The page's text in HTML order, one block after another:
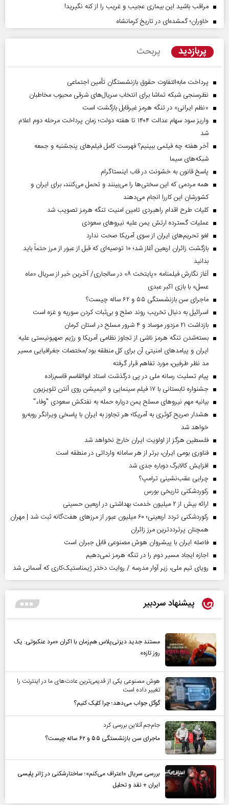
مراقب باشید این بیماری عجیب و غریب را از کنه نگیرید!
خاوران؛ گمشده‌ای در تاریخ کرمانشاه
پربازدید پربحث
پرداخت مابه‌التفاوت حقوق بازنشستگان تأمین اجتماعی
نظرسنجی شبکه تماشا برای انتخاب سریال‌های شرقی محبوب مخاطبان
«نظم ایرانی» در تنگه هرمز غیرقابل بازگشت است
واریز سود سهام عدالت ۱۴۰۴ تا هفته دولت؛ زمان پرداخت مرحله دوم اعلام
شد
آخر هفته چه فیلمی ببینیم؟ فهرست کامل فیلم‌های پنجشنبه و جمعه
شبکه‌های سیما
پاسخ قانون به خشونت در قاب اینستاگرام
همه مردمی که این سختی‌ها را می‌بینند و تحمل می‌کنند، برای ایران و
کشورشان این کاررا انجام می‌دهند
کلیات طرح اقدام راهبردی تامین امنیت تنگه هرمز تصویب شد
عملیات گسترده ارتش یمن علیه نیروهای سعودی
لغو تحریم‌های ایران از سوی آمریکا صحت ندارد
بازگشت زائران اربعین آغاز شد؛ ۱۰ توصیه‌ای که قبل از عبور از مرز حتماً باید
بدانید
آغاز نگارش فیلمنامه «پایتخت ۸» در سالجاری/ آخرین خبر از سریال «ماه
عسل» با بازی اکبر عبدی
ماجرای سن بازنشستگی ۵۵ و ۶۲ ساله چیست؟
اسرائیل به دنبال تخریب روند صلح و بی‌ثبات کردن سوریه و غزه است
بازداشت ۲۱ مزدور موساد و ۴ شرور مسلح در استان کرمان
بسته‌شدن تنگه هرمز ناشی از تجاوز نظامی آمریکا و رژیم صهیونیستی علیه
ایران و پیامد‌های امنیتی آن برای کل منطقه بود/مختصات جغرافیایی مسیر
مد نظر طرفین، مورد تفاهم قرار گرفته
پیام تسلیت رسانه ملی در پی درگذشت استاد ابوالقاسم قاسم‌زاده
جشنواره تابستانی با ۱۷ فیلم سینمایی و انیمیشن روی آنتن تلویزیون
بیانیه مهم نیروهای مسلح یمن درباره حمله به نفتکش سعودی "وفاء"
هشدار صریح کوثری به آمریکا؛ هر تجاوز به ایران با پاسخی ویرانگر روبه‌رو
خواهد شد
فلسطین هرگز از اولویت ایران خارج نخواهد شد
فناوری بومی ایران، برتر از هر سامانه وارداتی در منطقه است
افزایش کالابرگ دوباره جدی شد
چرایی عقب‌نشینی ترامپ؟
رکوردشکنی تاریخی بورس
ارائه بیش از ۲ میلیون خدمت بهداشتی در اربعین حسینی
رکوردشکنی تردد اربعینی؛ ۶۰ میلیون عبور از مرزهای هفت‌گانه ثبت شد | مهران
همچنان پرترددترین مرز زائران
فاصله ایران با پیشرو‌ان هوش مصنوعی قابل جبران است
اجازه ایجاد مسیر دوم را در تنگه هرمز نمی‌دهیم
رویای تیم ملی، زیر آوار مدرسه / روایت دختر ژیمناستیک‌کاری که آسمانی شد
پیشنهاد سردبیر
مستند جدید دیزنی‌پلاس هم‌زمان با اکران «مرد عنکبوتی: یک
روز تازه»
هوش مصنوعی یکی از قدیمی‌ترین عادت‌های ما در اینترنت را
تغییر داده است
گوگل جواب می‌دهد؛ چرا کلیک کنیم؟
جام‌جم آنلاین بررسی کرد
ماجرای سن بازنشستگی ۵۵ و ۶۲ ساله چیست؟
بررسی سریال «اعتراف می‌کنم»؛ ساختارشکنی در ژانر پلیسی
ایران + نقد و تحلیل